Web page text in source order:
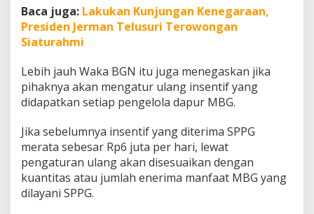
Baca juga: Lakukan Kunjungan Kenegaraan,
Presiden Jerman Telusuri Terowongan
Siaturahmi
Lebih jauh Waka BGN itu juga menegaskan jika
pihaknya akan mengatur ulang insentif yang
didapatkan setiap pengelola dapur MBG.
Jika sebelumnya insentif yang diterima SPPG
merata sebesar Rp6 juta per hari, lewat
pengaturan ulang akan disesuaikan dengan
kuantitas atau jumlah enerima manfaat MBG yang
dilayani SPPG.